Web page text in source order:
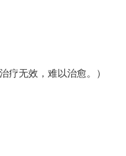
疗无效，难以治愈。）